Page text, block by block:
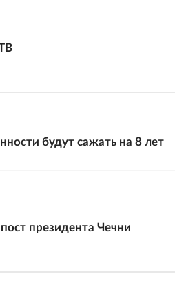
будут сажать на 8 лет
президента Чечни